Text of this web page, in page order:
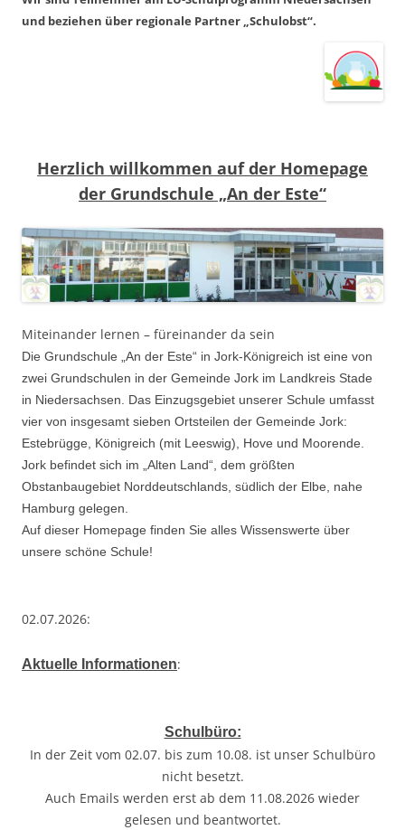
und beziehen über regionale Partner „Schulobst“.
Herzlich willkommen auf der Homepage
der Grundschule „An der Este“
Miteinander lernen – füreinander da sein
Die Grundschule „An der Este“ in Jork-Königreich ist eine von
zwei Grundschulen in der Gemeinde Jork im Landkreis Stade
in Niedersachsen. Das Einzugsgebiet unserer Schule umfasst
vier von insgesamt sieben Ortsteilen der Gemeinde Jork:
Estebrügge, Königreich (mit Leeswig), Hove und Moorende.
Jork befindet sich im „Alten Land“, dem größten
Obstanbaugebiet Norddeutschlands, südlich der Elbe, nahe
Hamburg gelegen.
Auf dieser Homepage finden Sie alles Wissenswerte über
unsere schöne Schule!
02.07.2026:
Aktuelle Informationen:
Schulbüro:
In der Zeit vom 02.07. bis zum 10.08. ist unser Schulbüro
nicht besetzt.
Auch Emails werden erst ab dem 11.08.2026 wieder
gelesen und beantwortet.